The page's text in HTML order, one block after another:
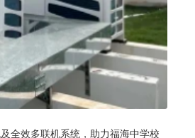
全效多联机系统，助力福海中学校